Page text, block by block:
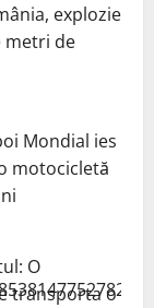
explozie
metri de
Mondial ies
motocicletă
O
transporta o